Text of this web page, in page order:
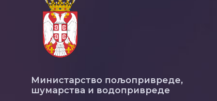
Министарство пољопривреде,
шумарства и водопривреде